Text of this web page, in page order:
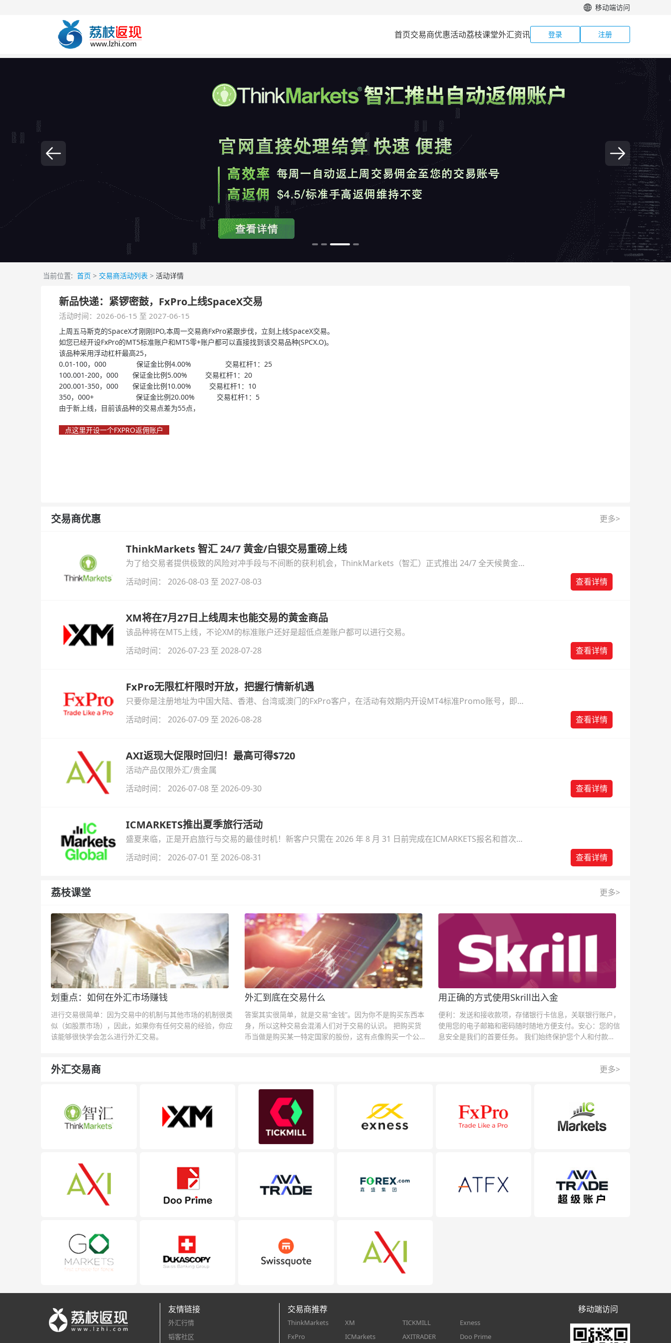
移动端访问
首页交易商优惠活动荔枝课堂外汇资讯 登录 注册
当前位置: 首页 > 交易商活动列表 > 活动详情
新品快递：紧锣密鼓，FxPro上线SpaceX交易
活动时间：2026-06-15 至 2027-06-15
上周五马斯克的SpaceX才刚刚IPO,本周一交易商FxPro紧跟步伐，立刻上线SpaceX交易。
如您已经开设FxPro的MT5标准账户和MT5零+账户都可以直接找到该交易品种(SPCX.O)。
该品种采用浮动杠杆最高25，
0.01-100，000 保证金比例4.00% 交易杠杆1：25
100.001-200，000 保证金比例5.00% 交易杠杆1：20
200.001-350，000 保证金比例10.00% 交易杠杆1：10
350，000+ 保证金比例20.00% 交易杠杆1：5
由于新上线，目前该品种的交易点差为55点，
点这里开设一个FXPRO返佣账户
交易商优惠 更多>
ThinkMarkets 智汇 24/7 黄金/白银交易重磅上线
为了给交易者提供极致的风险对冲手段与不间断的获利机会，ThinkMarkets（智汇）正式推出 24/7 全天候黄金
与白银交易！本文将为您详细拆解本次升级的核心交易品种、杠杆配置、支持软件及交易细则。
活动时间： 2026-08-03 至 2027-08-03 查看详情
XM将在7月27日上线周末也能交易的黄金商品
该品种将在MT5上线，不论XM的标准账户还好是超低点差账户都可以进行交易。
活动时间： 2026-07-23 至 2028-07-28
查看详情
FxPro无限杠杆限时开放，把握行情新机遇
只要你是注册地址为中国大陆、香港、台湾或澳门的FxPro客户，在活动有效期内开设MT4标准Promo账号，即可
自动解锁无限倍杠杆福利，无需额外复杂操作。
活动时间： 2026-07-09 至 2026-08-28 查看详情
AXI返现大促限时回归！最高可得$720
活动产品仅限外汇/贵金属
活动时间： 2026-07-08 至 2026-09-30
查看详情
ICMARKETS推出夏季旅行活动
盛夏来临，正是开启旅行与交易的最佳时机！新客户只需在 2026 年 8 月 31 日前完成在ICMARKETS报名和首次入
金即可参与！
活动时间： 2026-07-01 至 2026-08-31 查看详情
荔枝课堂 更多>
划重点：如何在外汇市场赚钱
进行交易很简单：因为交易中的机制与其他市场的机制很类
似（如股票市场），因此，如果你有任何交易的经验，你应
该能够很快学会怎么进行外汇交易。
外汇到底在交易什么
答案其实很简单，就是交易“金钱”。因为你不是购买东西本
身，所以这种交易会混淆人们对于交易的认识。 把购买货
币当做是购买某一特定国家的股份，这有点像购买一个公司
用正确的方式使用Skrill出入金
便利：发送和接收款项，存储银行卡信息，关联银行账户，
使用您的电子邮箱和密码随时随地方便支付。安心：您的信
息安全是我们的首要任务。 我们始终保护您个人和付款信
外汇交易商 更多>
友情链接
外汇行情
韬客社区
交易商推荐
ThinkMarkets XM TICKMILL
Exness
FxPro
ICMarkets AXITRADER Doo Prime
移动端访问